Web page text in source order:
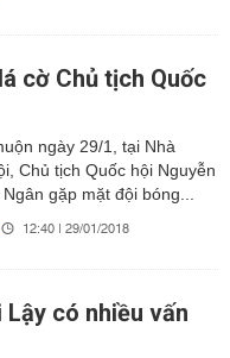
cờ Chủ tịch Quốc
ngày 29/1, tại Nhà
Chủ tịch Quốc hội Nguyễn
gặp mặt đội bóng...
12:40 | 29/01/2018
Lậy có nhiều vấn